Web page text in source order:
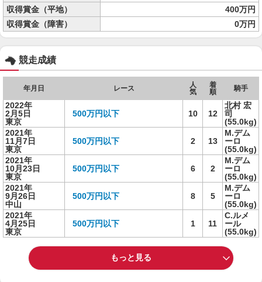
収得賞金（平地）
400万円
収得賞金（障害）
0万円
競走成績
年月日 レース
人
気
着
順
騎手
2022年
2月5日
東京
500万円以下 10 12
北村 宏
司
(55.0kg)
2021年
11月7日
東京
500万円以下 2 13
M.デム
ーロ
(55.0kg)
2021年
10月23日
東京
500万円以下 6 2
M.デム
ーロ
(55.0kg)
2021年
9月26日
中山
500万円以下 8 5
M.デム
ーロ
(55.0kg)
2021年
4月25日
東京
500万円以下 1 11
C.ルメ
ール
(55.0kg)
もっと見る